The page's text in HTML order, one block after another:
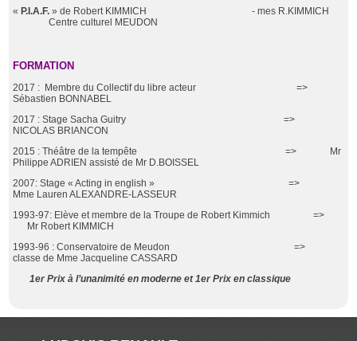
« P.I.A.F.» de Robert KIMMICH - mes R.KIMMICH
Centre culturel MEUDON
FORMATION
2017 : Membre du Collectif du libre acteur =>
Sébastien BONNABEL
2017 : Stage Sacha Guitry =>
NICOLAS BRIANCON
2015 : Théâtre de la tempête => Mr
Philippe ADRIEN assisté de Mr D.BOISSEL
2007: Stage « Acting in english » =>
Mme Lauren ALEXANDRE-LASSEUR
1993-97: Elève et membre de la Troupe de Robert Kimmich =>
Mr Robert KIMMICH
1993-96 : Conservatoire de Meudon =>
classe de Mme Jacqueline CASSARD
1erPrix à l’unanimité en moderne et 1erPrix en classique